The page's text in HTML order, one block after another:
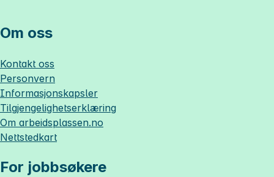
Om oss
Kontakt oss
Personvern
Informasjonskapsler
Tilgjengelighetserklæring
Om arbeidsplassen.no
Nettstedkart
For jobbsøkere